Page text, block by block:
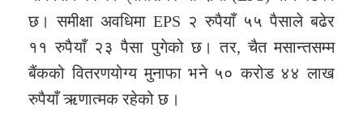
छ। समीक्षा अवधिमा EPS २ रुपैयाँ ५५ पैसाले बढेर
११ रुपैयाँ २३ पैसा पुगेको छ। तर, चैत मसान्तसम्म
बैंकको वितरणयोग्य मुनाफा भने ५० करोड ४४ लाख
रुपैयाँ ऋणात्मक रहेको छ।